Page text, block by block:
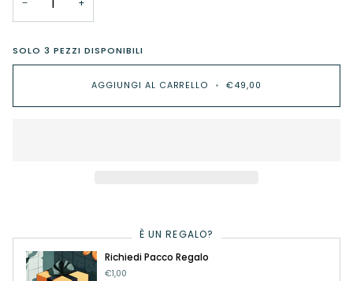
− +
SOLO3 PEZZI DISPONIBILI
AGGIUNGI AL CARRELLO • €49,00
È UN REGALO?
Richiedi Pacco Regalo
€1,00